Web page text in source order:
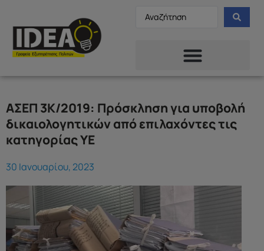
ΑΣΕΠ 3Κ/2019: Πρόσκληση για υποβολή
δικαιολογητικών από επιλαχόντες τις
κατηγορίας ΥΕ
30 Ιανουαρίου, 2023